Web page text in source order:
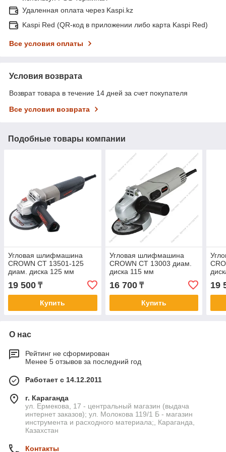
Удаленная оплата через Kaspi.kz
Kaspi Red (QR-код в приложении либо карта Kaspi Red)
Все условия оплаты
Условия возврата
Возврат товара в течение 14 дней за счет покупателя
Все условия возврата
Подобные товары компании
Угловая шлифмашина
CROWN CT 13501-125
диам. диска 125 мм
19 500 ₸
Купить
Угловая шлифмашина
CROWN CT 13003 диам.
диска 115 мм
16 700₸
Купить
19
О нас
Рейтинг не сформирован
Менее 5 отзывов за последний год
Работает с 14.12.2011
г. Караганда
ул. Ермекова, 17 - центральный магазин (выдача
интернет заказов); ул. Молокова 119/1 Б - магазин
инструмента и расходного материала;, Караганда,
Казахстан
Контакты